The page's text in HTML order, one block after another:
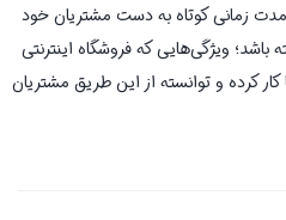
زمانی کوتاه به دست مشتریان خود
ویژگی‌هایی که فروشگاه اینترنتی
کرده و توانسته از این طریق مشتریان